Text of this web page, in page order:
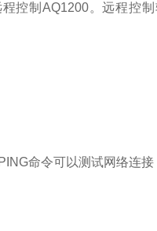
控制AQ1200。远程控
命令可以测试网络连